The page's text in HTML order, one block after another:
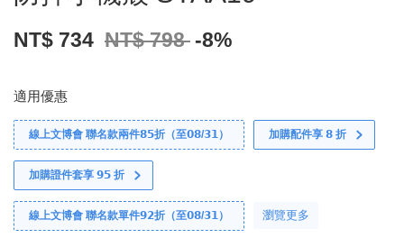
NT$ 734 NT$ 798 -8%
適用優惠
線上文博會 聯名款兩件𝟴𝟱折（至𝟬𝟴/𝟯𝟭） 加購配件享 𝟴 折
加購證件套享 𝟵𝟱 折
線上文博會 聯名款單件𝟵𝟮折（至𝟬𝟴/𝟯𝟭） 瀏覽更多